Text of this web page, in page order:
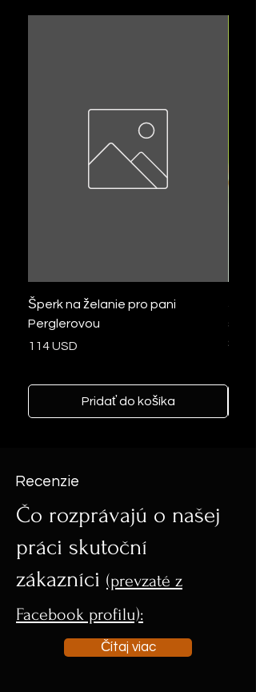
Recenzie
Čo rozprávajú o našej
práci skutoční
zákazníci (prevzaté z
Facebook profilu):
Čítaj viac
Šperk na želanie pro pani
Perglerovou
Cena
114 USD
Pridať do košíka